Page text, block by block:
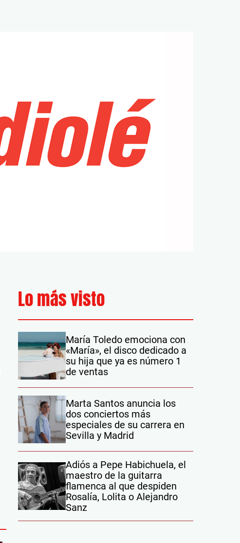
Lo más visto
María Toledo emociona con
«María», el disco dedicado a
su hija que ya es número 1
de ventas
Marta Santos anuncia los
dos conciertos más
especiales de su carrera en
Sevilla y Madrid
Adiós a Pepe Habichuela, el
maestro de la guitarra
flamenca al que despiden
Rosalía, Lolita o Alejandro
Sanz